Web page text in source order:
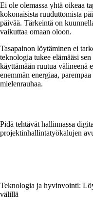
Ei ole olemassa yhtä oikeaa
kokonaisista ruuduttomista
päivää. Tärkeintä on
vaikuttaa omaan oloon.
Tasapainon löytäminen ei
teknologia tukee elämääsi
käyttämään ruutua välineenä
enemmän energiaa,
mielenrauhaa.
Pidä tehtävät hallinnassa
projektinhallintatyökalujen
Teknologia ja hyvinvointi:
välillä